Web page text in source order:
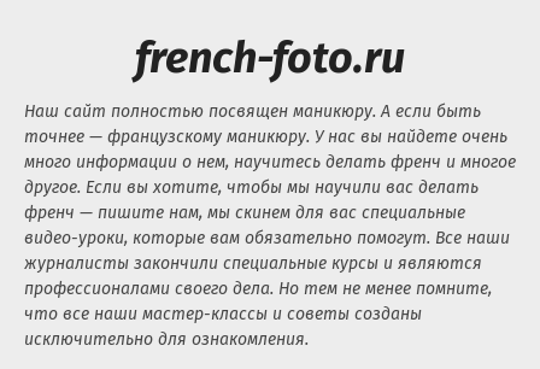
french-foto.ru
Наш сайт полностью посвящен маникюру. А если быть
точнее — французскому маникюру. У нас вы найдете очень
много информации о нем, научитесь делать френч и многое
другое. Если вы хотите, чтобы мы научили вас делать
френч — пишите нам, мы скинем для вас специальные
видео-уроки, которые вам обязательно помогут. Все наши
журналисты закончили специальные курсы и являются
профессионалами своего дела. Но тем не менее помните,
что все наши мастер-классы и советы созданы
исключительно для ознакомления.